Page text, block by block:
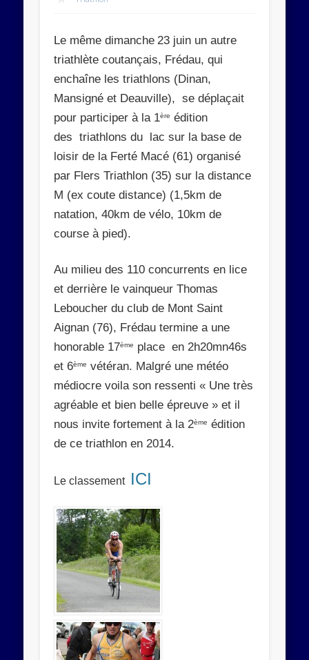
Le même dimanche 23 juin un autre
triathlète coutançais, Frédau, qui
enchaîne les triathlons (Dinan,
Mansigné et Deauville), se déplaçait
pour participer à la 1ère édition
des triathlons du lac sur la base de
loisir de la Ferté Macé (61) organisé
par Flers Triathlon (35) sur la distance
M (ex coute distance) (1,5km de
natation, 40km de vélo, 10km de
course à pied).
Au milieu des 110 concurrents en lice
et derrière le vainqueur Thomas
Leboucher du club de Mont Saint
Aignan (76), Frédau termine a une
honorable 17ème
place en 2h20mn46s
et 6ème vétéran. Malgré une météo
médiocre voila son ressenti « Une très
agréable et bien belle épreuve » et il
nous invite fortement à la 2ème édition
de ce triathlon en 2014.
Le classement ICI